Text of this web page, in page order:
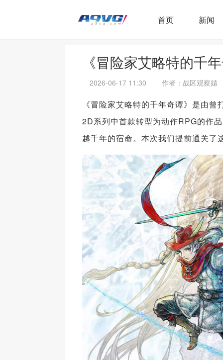
首页 新闻
《冒险家艾略特的千
2026-06-17 11:30 作者：战区观察媴
《冒险家艾略特的千年奇谭》是由
2D系列中首款转型为动作RPG的作
越千年的宿命。本次我们提前通关了